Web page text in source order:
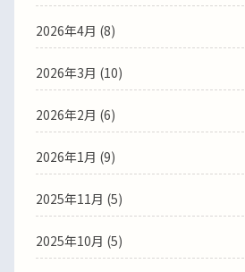
2026年4月 (8)
2026年3月 (10)
2026年2月 (6)
2026年1月 (9)
2025年11月 (5)
2025年10月 (5)